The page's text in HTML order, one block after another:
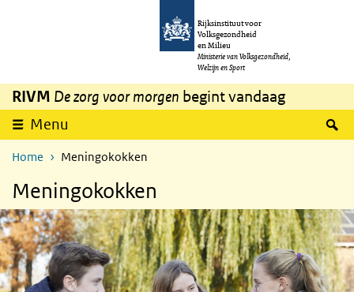
Overslaan en naar de inhoud gaan
Rijksinstituut voor
Volksgezondheid
en Milieu
Ministerie van Volksgezondheid,
Welzijn en Sport
RIVM De zorg voor morgen begint vandaag
Menu
Home Meningokokken
Meningokokken